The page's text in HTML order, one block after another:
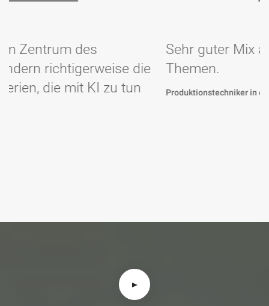
Sehr guter Mix aus KI und Change-
Themen.
Produktionstechniker in einem Konzernstandort